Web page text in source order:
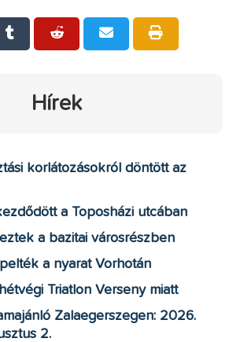
Hírek
korlátozásokról döntött az
a Toposházi utcában
a bazitai városrészben
a nyarat Vorhotán
Triatlon Verseny miatt
Zalaegerszegen: 2026.
2.